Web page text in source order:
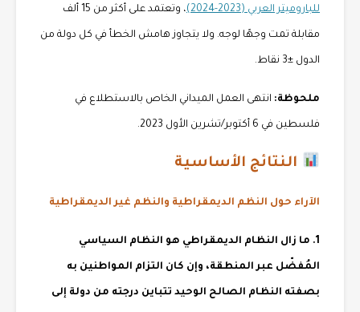
للباروميتر العربي (2023-2024) ، وتعتمد على أكثر من 15 ألف
مقابلة تمت وجهًا لوجه. ولا يتجاوز هامش الخطأ في كل دولة من
الدول ±3 نقاط.
ملحوظة: انتهى العمل الميداني الخاص بالاستطلاع في
فلسطين في 6 أكتوبر/تشرين الأول 2023.
النتائج الأساسية
الآراء حول النظم الديمقراطية والنظم غير الديمقراطية
1. ما زال النظام الديمقراطي هو النظام السياسي
المُفضّل عبر المنطقة، وإن كان التزام المواطنين به
بصفته النظام الصالح الوحيد تتباين درجته من دولة إلى